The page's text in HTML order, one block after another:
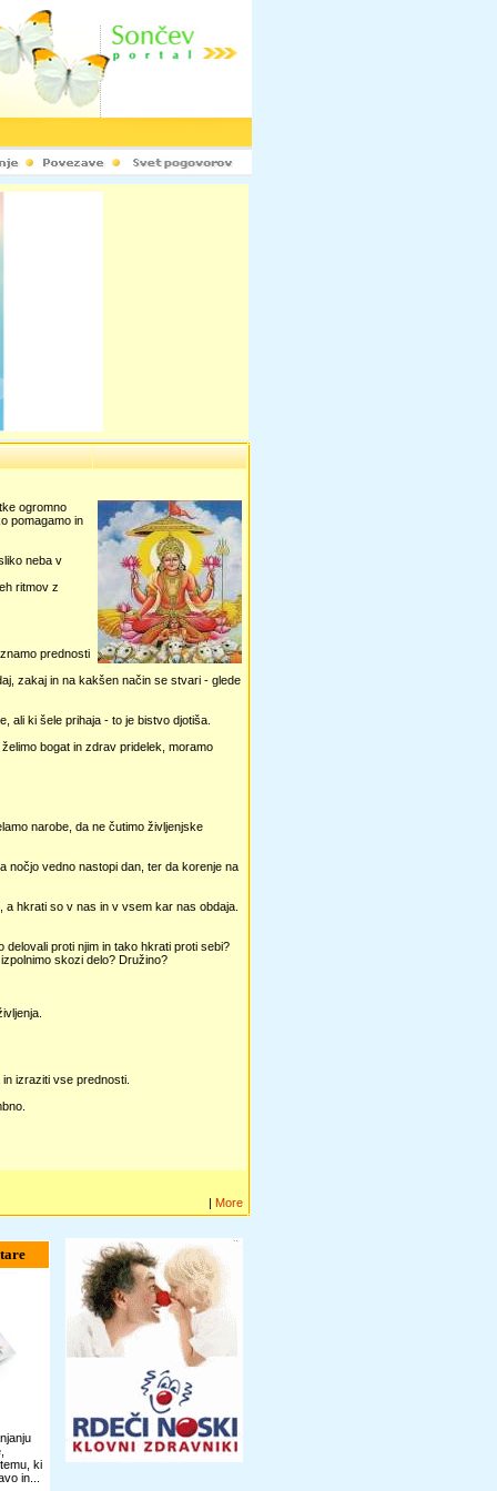
ogromno
pomagamo in
neba v
ritmov z
prednosti
zakaj in na kakšen način se stvari - glede
ali ki šele prihaja - to je bistvo djotiša.
bogat in zdrav pridelek, moramo
narobe, da ne čutimo življenjske
nočjo vedno nastopi dan, ter da korenje na
hkrati so v nas in v vsem kar nas obdaja.
proti njim in tako hkrati proti sebi?
skozi delo? Družino?
izraziti vse prednosti.
| More
ki
in...